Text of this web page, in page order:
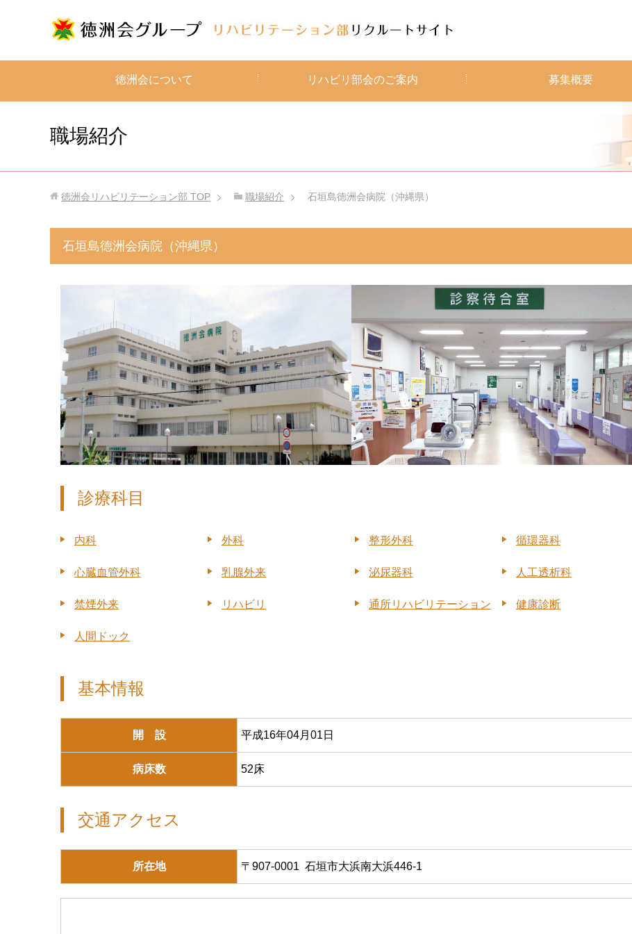
徳洲会について リハビリ部会のご案内 募集概要
職場紹介
徳洲会リハビリテーション部 TOP 職場紹介 石垣島徳洲会病院（沖縄県）
石垣島徳洲会病院（沖縄県）
診療科目
内科 外科 整形外科 循環器科
心臓血管外科 乳腺外来 泌尿器科 人工透析科
禁煙外来 リハビリ 通所リハビリテーション 健康診断
人間ドック
基本情報
開 設 平成16年04月01日
病床数 52床
交通アクセス
所在地 〒907-0001 石垣市大浜南大浜446-1